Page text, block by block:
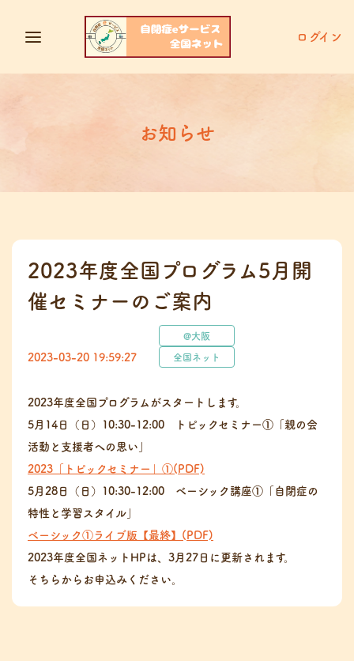
ログイン
お知らせ
2023年度全国プログラム5月開
催セミナーのご案内
2023-03-20 19:59:27
@大阪
全国ネット
2023年度全国プログラムがスタートします。
5月14日（日）10:30-12:00 トピックセミナー①「親の会
活動と支援者への思い」
2023「トピックセミナー」①(PDF)
5月28日（日）10:30-12:00 ベーシック講座①「自閉症の
特性と学習スタイル」
ベーシック①ライブ版【最終】(PDF)
2023年度全国ネットHPは、3月27日に更新されます。
そちらからお申込みください。